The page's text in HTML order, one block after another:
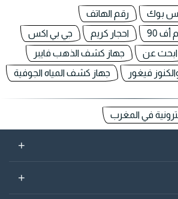
بوك
رقم الهاتف
90
احجار كريم
جي بي اكس
ابحث عن
جهاز كشف الذهب فايبر
فيغور
جهاز كشف المياه الجوفية
في المغرب
+
+